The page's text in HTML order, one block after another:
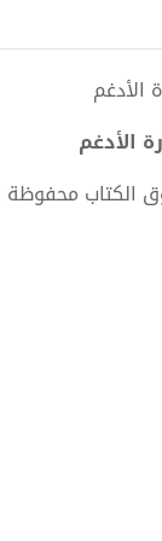
الكتاب محفوظة